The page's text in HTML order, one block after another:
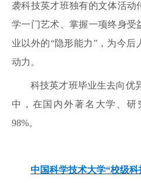
袭科技英才班独有的文体活动
学一门艺术、掌握一项终身受
业以外的“隐形能力”，为今后
动力。
科技英才班毕业生去向优
中，在国内外著名大学、
98%。
中国科学技术大学“校级